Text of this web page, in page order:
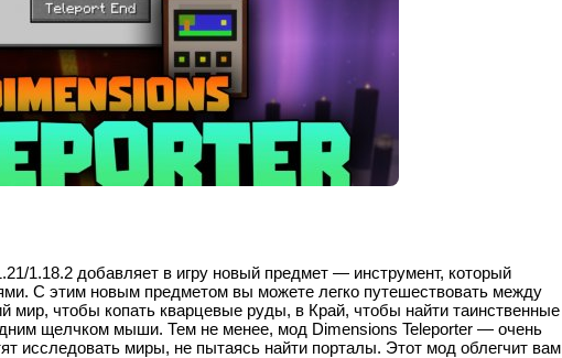
1.18.2 добавляет в игру новый предмет — инструмент, который
С этим новым предметом вы можете легко путешествовать между
мир, чтобы копать кварцевые руды, в Край, чтобы найти таинственные
щелчком мыши. Тем не менее, мод Dimensions Teleporter — очень
исследовать миры, не пытаясь найти порталы. Этот мод облегчит вам